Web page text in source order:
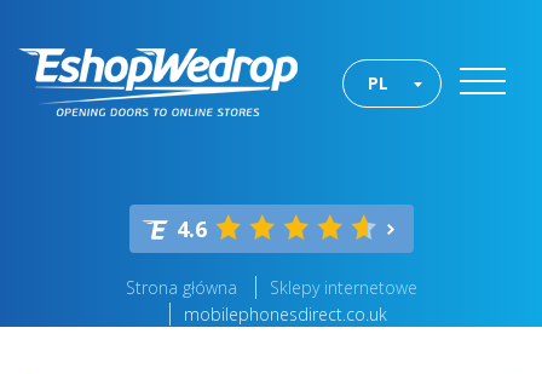
PL
4.6
Strona główna
Sklepy internetowe
mobilephonesdirect.co.uk